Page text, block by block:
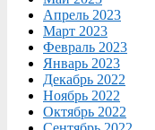
Апрель 2023
Март 2023
Февраль 2023
Январь 2023
Декабрь 2022
Ноябрь 2022
Октябрь 2022